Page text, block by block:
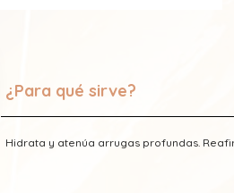
¿Para qué sirve?
Hidrata y atenúa arrugas profundas.